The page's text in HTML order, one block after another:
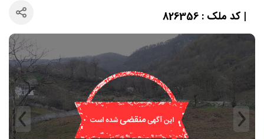
| کد ملک : 826356